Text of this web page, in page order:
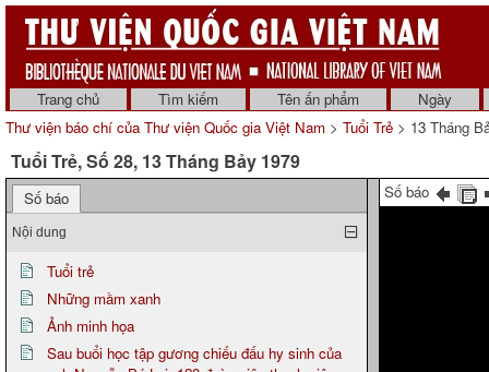
Trang chủ Tìm kiếm Tên ấn phẩm
Ngày
Thư viện báo chí của Thư viện Quốc gia Việt Nam > Tuổi Trẻ > 13 Tháng
Tuổi Trẻ, Số 28, 13 Tháng Bảy 1979
Số báo
Nội dung
Tuổi trẻ
Những mầm xanh
Ảnh minh họa
Sau buổi học tập gương chiếu đấu hy sinh của
Số báo